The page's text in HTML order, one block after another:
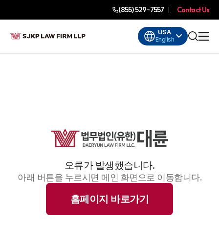
(855) 529-7557 Contact Us
USA
English
오류가 발생했습니다.
아래 버튼을 누르시면 메인 화면으로 이동합니다.
홈페이지 바로가기